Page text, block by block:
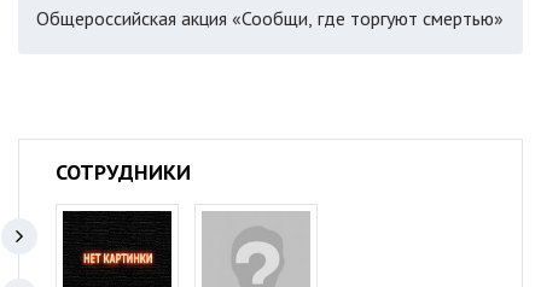
Общероссийская акция «Сообщи, где торгуют смертью»
СОТРУДНИКИ